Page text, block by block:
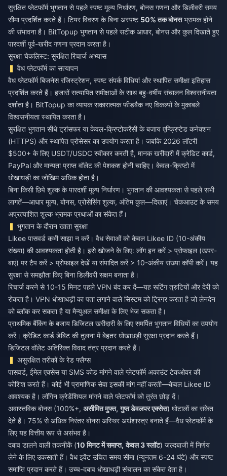
सुरक्षित प्लेटफॉर्म भुगतान से पहले स्पष्ट मूल्य निर्धारण, बोनस गणना और डिलीवरी समय
सीमा प्रदर्शित करते हैं। टियर विवरण के बिना अस्पष्ट 50% तक बोनसभ्रामक होने
की संभावना है। BitTopup भुगतान से पहले सटीक आधार, बोनस और कुल दिखाते हुए
पारदर्शी पूर्व-खरीद गणना प्रदान करता है।
सुरक्षा चेकलिस्ट: सुरक्षित रिचार्ज अभ्यास
वैध प्लेटफॉर्म का सत्यापन
वैध प्लेटफॉर्म बिजनेस रजिस्ट्रेशन, स्पष्ट संपर्क विधियां और स्थापित समीक्षा इतिहास
प्रदर्शित करते हैं। हजारों सत्यापित समीक्षाओं के साथ बहु-वर्षीय संचालन विश्वसनीयता
दर्शाता है। BitTopup का व्यापक सकारात्मक फीडबैक नए विकल्पों के मुकाबले
विश्वसनीयता स्थापित करता है।
सुरक्षित भुगतान सीधे ट्रांसफर या केवल-क्रिप्टोकरेंसी के बजाय एन्क्रिप्टेड कनेक्शन
(HTTPS) और स्थापित प्रोसेसर का उपयोग करता है। जबकि 2026 लॉटरी
$500+ के लिए USDT/USDC स्वीकार करती है, मानक खरीदारी में क्रेडिट कार्ड,
PayPal और मान्यता प्राप्त वॉलेट की पेशकश होनी चाहिए। केवल-क्रिप्टो में
धोखाधड़ी का जोखिम अधिक होता है।
बिना किसी छिपे शुल्क के पारदर्शी मूल्य निर्धारण। भुगतान की आवश्यकता से पहले सभी
लागतें—आधार मूल्य, बोनस, प्रोसेसिंग शुल्क, अंतिम कुल—दिखाएं। चेकआउट के समय
अप्रत्याशित शुल्क भ्रामक प्रथाओं का संकेत हैं।
भुगतान के दौरान खाता सुरक्षा
Likee पासवर्ड कभी साझा न करें। वैध सेवाओं को केवल Likee ID (10-अंकीय
संख्या) की आवश्यकता होती है। इसे खोजने के लिए: लॉग इन करें > प्रोफाइल (ऊपर-
बाएं) पर टैप करें > प्रोफाइल देखें या संपादित करें > 10-अंकीय संख्या कॉपी करें। यह
सुरक्षा से समझौता किए बिना डिलीवरी सक्षम बनाता है।
रिचार्ज करने से 10-15 मिनट पहले VPN बंद कर दें—यह रूटिंग त्रुटियों और देरी को
रोकता है। VPN धोखाधड़ी का पता लगाने वाले सिस्टम को ट्रिगर करता है जो लेनदेन
को ब्लॉक कर सकता है या मैन्युअल समीक्षा के लिए भेज सकता है।
प्राथमिक बैंकिंग के बजाय डिजिटल खरीदारी के लिए समर्पित भुगतान विधियों का उपयोग
करें। क्रेडिट कार्ड डेबिट की तुलना में बेहतर धोखाधड़ी सुरक्षा प्रदान करते हैं।
डिजिटल वॉलेट अतिरिक्त विवाद तंत्र प्रदान करते हैं।
असुरक्षित तरीकों के रेड फ्लैग्स
पासवर्ड, ईमेल एक्सेस या SMS कोड मांगने वाले प्लेटफॉर्म अकाउंट टेकओवर की
कोशिश करते हैं। कोई भी प्रामाणिक सेवा इसकी मांग नहीं करती—केवल Likee ID
आवश्यक है। लॉगिन क्रेडेंशियल मांगने वाले प्लेटफॉर्म को तुरंत छोड़ दें।
अवास्तविक बोनस (100%+, असीमित मुफ्त, गुप्त डेवलपर एक्सेस) घोटालों का संकेत
देते हैं। 75% से अधिक निरंतर बोनस अस्थिर अर्थशास्त्र बनाते हैं—वैध प्लेटफॉर्म के
लिए यह वित्तीय रूप से असंभव है।
दबाव डालने वाली तकनीकें (10 मिनट में समाप्त, केवल 3 स्लॉट) जल्दबाजी में निर्णय
लेने के लिए उकसाती हैं। वैध इवेंट उचित समय सीमा (न्यूनतम 6-24 घंटे) और स्पष्ट
समाप्ति प्रदान करते हैं। उच्च-दबाव धोखाधड़ी संचालन का संकेत देता है।